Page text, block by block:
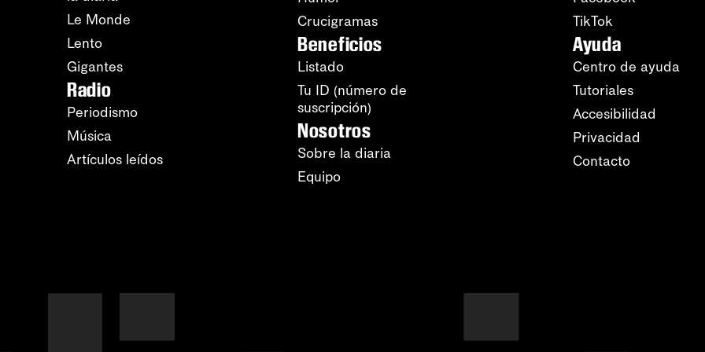
Le Monde
Lento
Gigantes
Radio
Periodismo
Música
Artículos leídos
Crucigramas
Beneficios
Listado
Tu ID (número de
suscripción)
Nosotros
Sobre la diaria
Equipo
TikTok
Ayuda
Centro de ayuda
Tutoriales
Accesibilidad
Privacidad
Contacto